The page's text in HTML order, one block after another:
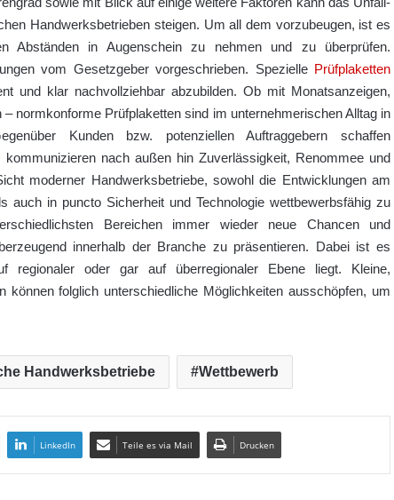
Handwerksbetrieben steigen. Um all dem vorzubeugen, ist es
Abständen in Augenschein zu nehmen und zu überprüfen.
vom Gesetzgeber vorgeschrieben. Spezielle Prüfplaketten
und klar nachvollziehbar abzubilden. Ob mit Monatsanzeigen,
normkonforme Prüfplaketten sind im unternehmerischen Alltag in
Kunden bzw. potenziellen Auftraggebern schaffen
nach außen hin Zuverlässigkeit, Renommee und
moderner Handwerksbetriebe, sowohl die Entwicklungen am
in puncto Sicherheit und Technologie wettbewerbsfähig zu
Bereichen immer wieder neue Chancen und
innerhalb der Branche zu präsentieren. Dabei ist es
oder gar auf überregionaler Ebene liegt. Kleine,
können folglich unterschiedliche Möglichkeiten ausschöpfen, um
Handwerksbetriebe Wettbewerb
LinkedIn Teile es via Mail Drucken